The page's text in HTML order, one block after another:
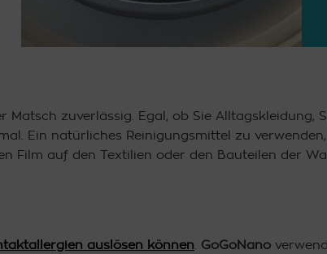
zuverlässig. Egal, ob Sie Alltagskleidung,
Ein natürliches Reinigungsmittel zu
Film auf den Textilien oder den Bauteilen der
auslösen können. GoGoNano